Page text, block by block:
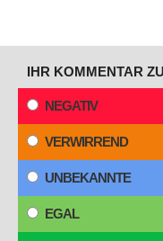
IHR KOMMENTAR
NEGATIV
VERWIRREND
UNBEKANNTE
EGAL